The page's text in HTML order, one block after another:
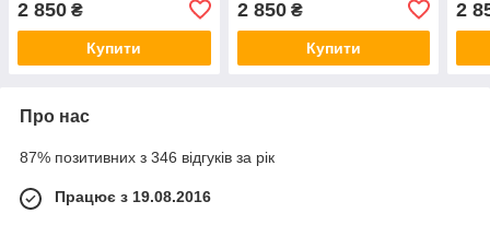
2 850 ₴
Купити
2 850₴
Купити
2
Про нас
87% позитивних з 346 відгуків за рік
Працює з 19.08.2016